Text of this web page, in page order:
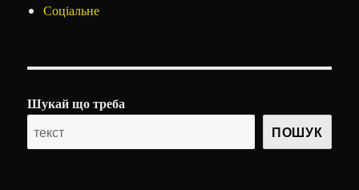
Соціальне
Шукай що треба
ПОШУК